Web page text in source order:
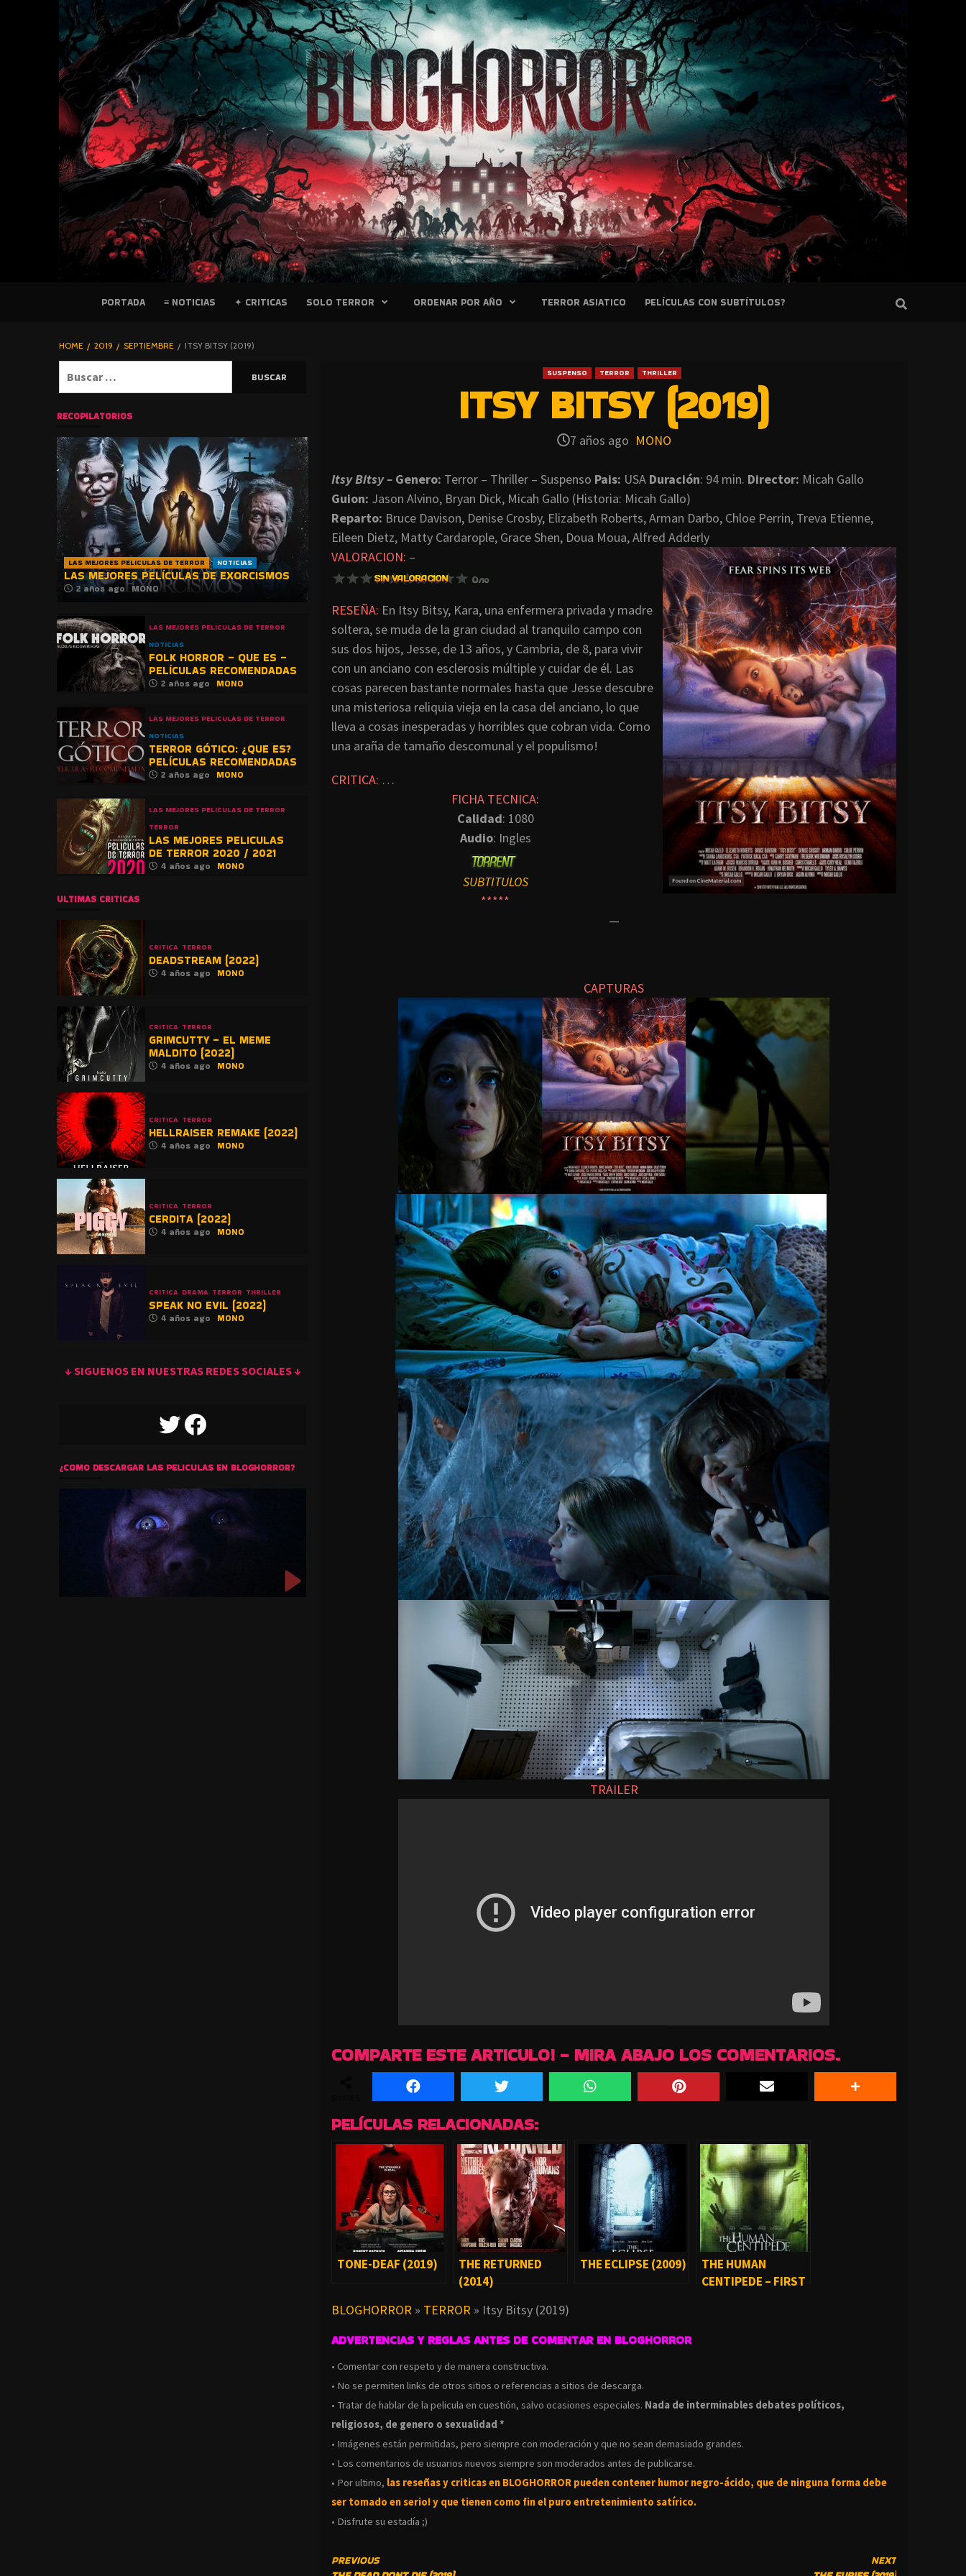
PELICULAS
BLOGHORROR
⋆
PORTADA ≡ NOTICIAS ✦ CRITICAS SOLO TERROR ORDENAR POR AÑO TERROR ASIATICO PELÍCULAS CON SUBTÍTULOS?
HOME 2019 SEPTIEMBRE ITSY BITSY (2019)
SUSPENSO TERROR THRILLER
ITSY BITSY (2019)
7 años ago MONO
Itsy Bitsy – Genero: Terror – Thriller – Suspenso Pais: USA Duración: 94 min. Director: Micah Gallo
Guion: Jason Alvino, Bryan Dick, Micah Gallo (Historia: Micah Gallo)
Reparto: Bruce Davison, Denise Crosby, Elizabeth Roberts, Arman Darbo, Chloe Perrin, Treva Etienne,
Eileen Dietz, Matty Cardarople, Grace Shen, Doua Moua, Alfred Adderly
VALORACION: –
RESEÑA: En Itsy Bitsy, Kara, una enfermera privada y madre
soltera, se muda de la gran ciudad al tranquilo campo con
sus dos hijos, Jesse, de 13 años, y Cambria, de 8, para vivir
con un anciano con esclerosis múltiple y cuidar de él. Las
cosas parecen bastante normales hasta que Jesse descubre
una misteriosa reliquia vieja en la casa del anciano, lo que
lleva a cosas inesperadas y horribles que cobran vida. Como
una araña de tamaño descomunal y el populismo!
CRITICA: …
FICHA TECNICA:
Calidad: 1080
Audio: Ingles
SUBTITULOS
*****
—
CAPTURAS
TRAILER
COMPARTE ESTE ARTICULO! - MIRA ABAJO LOS COMENTARIOS.
PELÍCULAS RELACIONADAS:
TONE-DEAF (2019)
THE RETURNED
(2014)
THE ECLIPSE (2009)
THE HUMAN
CENTIPEDE – FIRST
BLOGHORROR » TERROR » Itsy Bitsy (2019)
ADVERTENCIAS Y REGLAS ANTES DE COMENTAR EN BLOGHORROR
• Comentar con respeto y de manera constructiva.
• No se permiten links de otros sitios o referencias a sitios de descarga.
• Tratar de hablar de la pelicula en cuestión, salvo ocasiones especiales. Nada de interminables debates políticos,
religiosos, de genero o sexualidad *
• Imágenes están permitidas, pero siempre con moderación y que no sean demasiado grandes.
• Los comentarios de usuarios nuevos siempre son moderados antes de publicarse.
• Por ultimo, las reseñas y criticas en BLOGHORROR pueden contener humor negro-ácido, que de ninguna forma debe
ser tomado en serio! y que tienen como fin el puro entretenimiento satírico.
• Disfrute su estadía ;)
CONTINUE
PREVIOUS
NEXT
RECOPILATORIOS
LAS MEJORES PELICULAS DE TERROR NOTICIAS
LAS MEJORES PELÍCULAS DE EXORCISMOS
2 años ago MONO
LAS MEJORES PELICULAS DE TERROR
NOTICIAS
FOLK HORROR – QUE ES –
PELÍCULAS RECOMENDADAS
2 años ago MONO
LAS MEJORES PELICULAS DE TERROR
NOTICIAS
TERROR GÓTICO: ¿QUE ES?
PELÍCULAS RECOMENDADAS
2 años ago MONO
LAS MEJORES PELICULAS DE TERROR
TERROR
LAS MEJORES PELICULAS
DE TERROR 2020 / 2021
4 años ago MONO
ULTIMAS CRITICAS
CRITICA TERROR
DEADSTREAM (2022)
4 años ago MONO
CRITICA TERROR
GRIMCUTTY – EL MEME
MALDITO (2022)
4 años ago MONO
CRITICA TERROR
HELLRAISER REMAKE (2022)
4 años ago MONO
CRITICA TERROR
CERDITA (2022)
4 años ago MONO
CRITICA DRAMA TERROR THRILLER
SPEAK NO EVIL (2022)
4 años ago MONO
↓ SIGUENOS EN NUESTRAS REDES SOCIALES ↓
TWITTERFACEBOOK
¿COMO DESCARGAR LAS PELICULAS EN BLOGHORROR?